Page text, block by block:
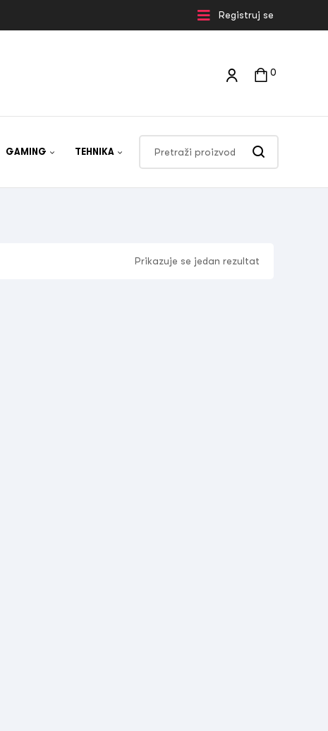
Registruj se
0
GAMING TEHNIKA
Prikazuje se jedan rezultat